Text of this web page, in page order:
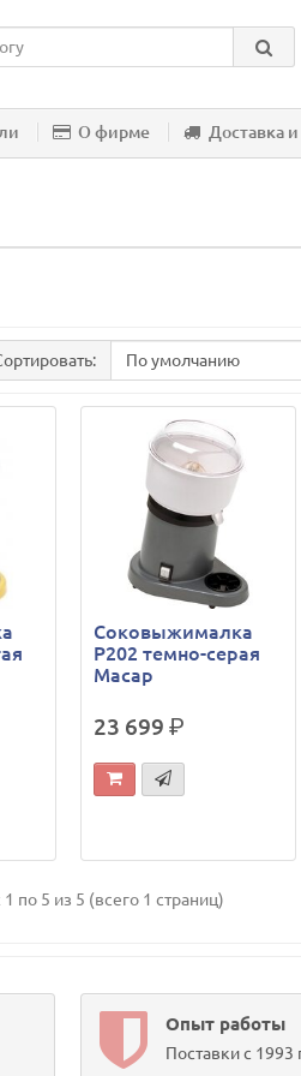
О фирме Доставка
Соковыжималка
P202 темно-серая
Macap
23 699 р.
по 5 из 5 (всего 1 страниц)
Опыт работы
Поставки с 1993